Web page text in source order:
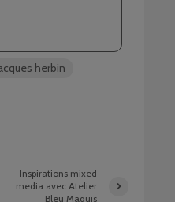
herbin
Inspirations mixed
media avec Atelier
Bleu Maquis